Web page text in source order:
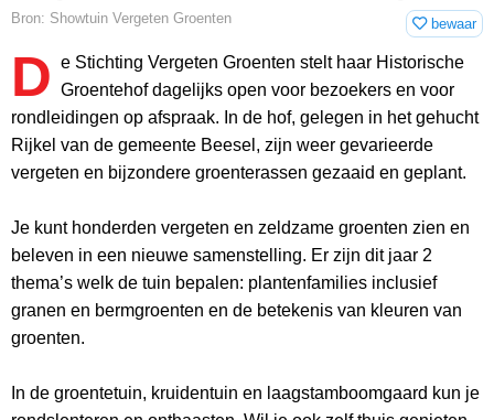
bewaar
Bron: Showtuin Vergeten Groenten
D e Stichting Vergeten Groenten stelt haar Historische
Groentehof dagelijks open voor bezoekers en voor
rondleidingen op afspraak. In de hof, gelegen in het gehucht
Rijkel van de gemeente Beesel, zijn weer gevarieerde
vergeten en bijzondere groenterassen gezaaid en geplant.
Je kunt honderden vergeten en zeldzame groenten zien en
beleven in een nieuwe samenstelling. Er zijn dit jaar 2
thema’s welk de tuin bepalen: plantenfamilies inclusief
granen en bermgroenten en de betekenis van kleuren van
groenten.
In de groentetuin, kruidentuin en laagstamboomgaard kun je